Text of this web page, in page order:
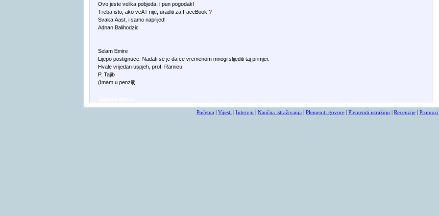
Ovo jeste velika pobjeda, i pun pogodak!
Treba isto, ako veÄ‡ nije, uraditi za FaceBook!?
Svaka Äast, i samo naprijed!
Adnan Balihodzic
Selam Emire
Lijepo postignuce. Nadati se je da ce vremenom mnogi slijediti taj primjer.
Hvale vrijedan uspjeh, prof. Ramicu.
P. Tajib
(Imam u penziji)
Početna Vijesti Intervju Naučna istraživanja Plemeniti govore Plemeniti istražuju Recenzije